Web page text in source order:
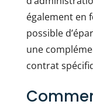
également en
possible
une
contrat